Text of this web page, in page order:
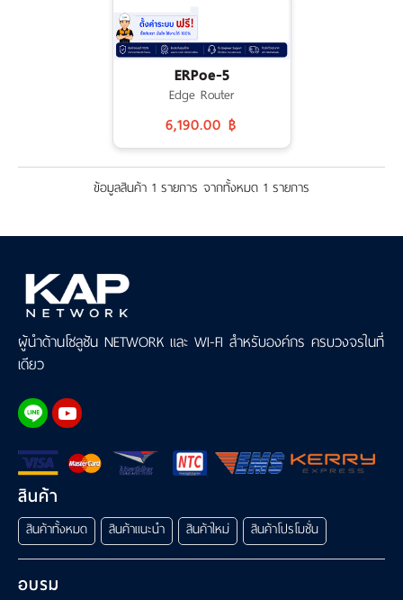
เรา
ERPoe-5
Edge Router
6,190.00 ฿
ข้อมูลสินค้า 1 รายการ จากทั้งหมด 1 รายการ
ผู้นำด้านโซลูชัน NETWORK และ WI-FI สำหรับองค์กร ครบวงจรในที่
เดียว
สินค้า
สินค้าทั้งหมด สินค้าแนะนำ สินค้าใหม่ สินค้าโปรโมชั่น
อบรม